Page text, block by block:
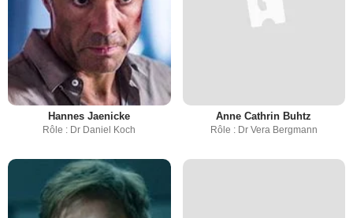
Hannes Jaenicke
Rôle : Dr Daniel Koch
Anne Cathrin Buhtz
Rôle : Dr Vera Bergmann